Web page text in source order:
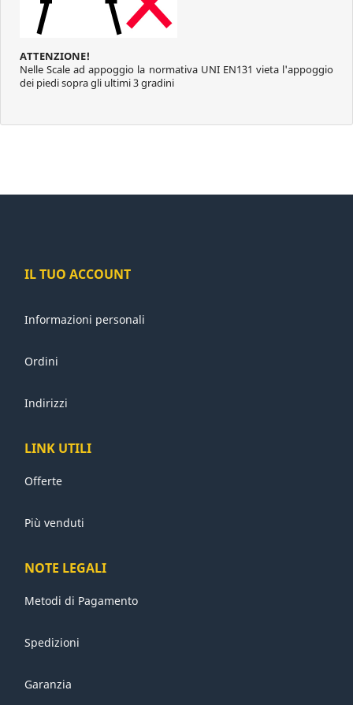
ATTENZIONE!
Nelle Scale ad appoggio la normativa UNI EN131 vieta l'appoggio
dei piedi sopra gli ultimi 3 gradini
IL TUO ACCOUNT
Informazioni personali
Ordini
Indirizzi
LINK UTILI
Offerte
Più venduti
NOTE LEGALI
Metodi di Pagamento
Spedizioni
Garanzia